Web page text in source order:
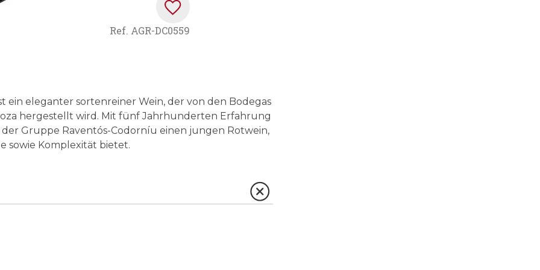
Ref. AGR-DC0559
ein eleganter sortenreiner Wein, der von den Bodegas
hergestellt wird. Mit fünf Jahrhunderten Erfahrung
Gruppe Raventós-Codorníu einen jungen Rotwein,
sowie Komplexität bietet.